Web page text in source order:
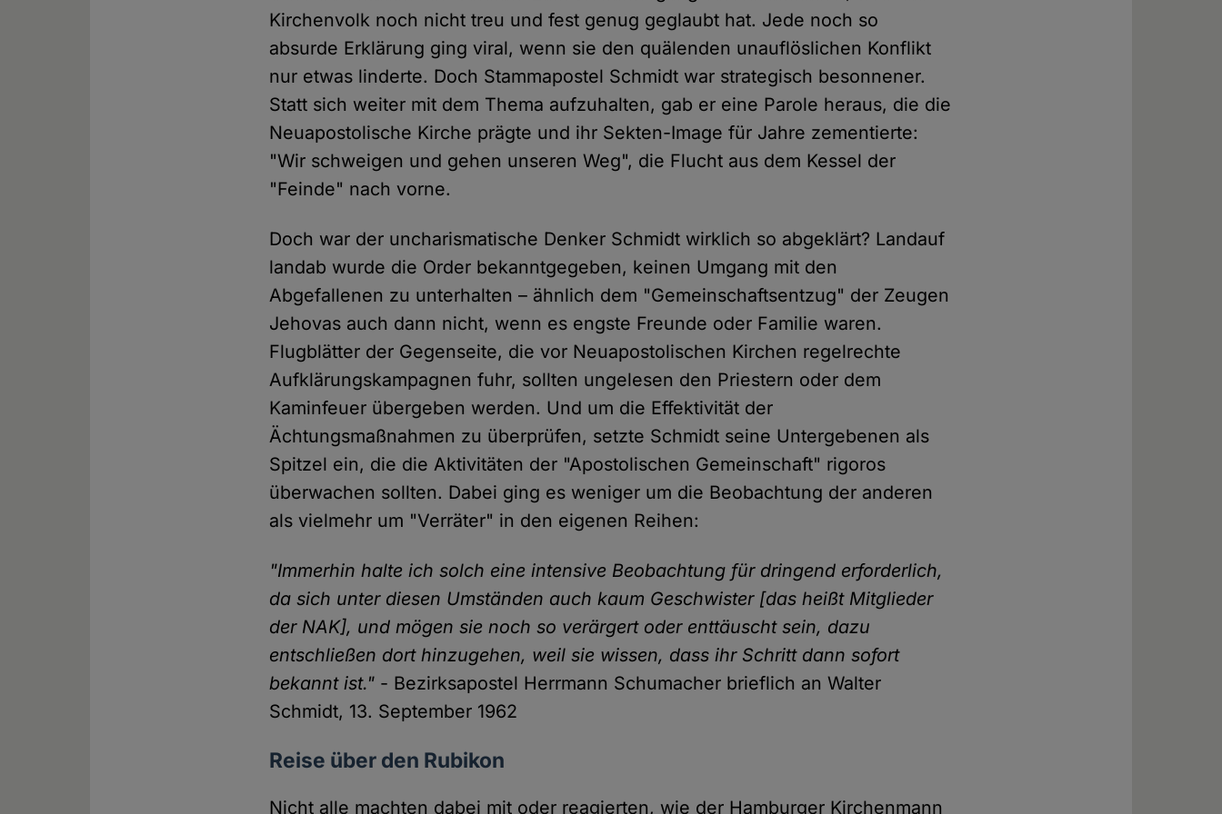
Kirchenvolk noch nicht treu und fest genug geglaubt hat. Jede noch so
absurde Erklärung ging viral, wenn sie den quälenden unauflöslichen Konflikt
nur etwas linderte. Doch Stammapostel Schmidt war strategisch besonnener.
Statt sich weiter mit dem Thema aufzuhalten, gab er eine Parole heraus, die die
Neuapostolische Kirche prägte und ihr Sekten-Image für Jahre zementierte:
"Wir schweigen und gehen unseren Weg", die Flucht aus dem Kessel der
"Feinde" nach vorne.
Doch war der uncharismatische Denker Schmidt wirklich so abgeklärt? Landauf
landab wurde die Order bekanntgegeben, keinen Umgang mit den
Abgefallenen zu unterhalten – ähnlich dem "Gemeinschaftsentzug" der Zeugen
Jehovas auch dann nicht, wenn es engste Freunde oder Familie waren.
Flugblätter der Gegenseite, die vor Neuapostolischen Kirchen regelrechte
Aufklärungskampagnen fuhr, sollten ungelesen den Priestern oder dem
Kaminfeuer übergeben werden. Und um die Effektivität der
Ächtungsmaßnahmen zu überprüfen, setzte Schmidt seine Untergebenen als
Spitzel ein, die die Aktivitäten der "Apostolischen Gemeinschaft" rigoros
überwachen sollten. Dabei ging es weniger um die Beobachtung der anderen
als vielmehr um "Verräter" in den eigenen Reihen:
"Immerhin halte ich solch eine intensive Beobachtung für dringend erforderlich,
da sich unter diesen Umständen auch kaum Geschwister [das heißt Mitglieder
der NAK], und mögen sie noch so verärgert oder enttäuscht sein, dazu
entschließen dort hinzugehen, weil sie wissen, dass ihr Schritt dann sofort
bekannt ist." - Bezirksapostel Herrmann Schumacher brieflich an Walter
Schmidt, 13. September 1962
Reise über den Rubikon
Nicht alle machten dabei mit oder reagierten, wie der Hamburger Kirchenmann